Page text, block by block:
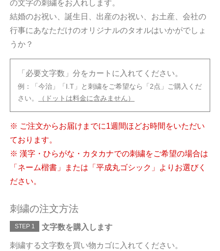
の文字の刺繍をお入れします。
結婚のお祝い、誕生日、出産のお祝い、お土産、会社の
行事にあなただけのオリジナルのタオルはいかがでしょ
うか？
「必要文字数」分をカートに入れてください。
例：「今治」「I.T」と刺繍をご希望なら「2点」ご購入くだ
さい。
（ドットは料金に含みません）
※ ご注文からお届けまでに1週間ほどお時間をいただい
ております。
※ 漢字・ひらがな・カタカナでの刺繍をご希望の場合は
「ネーム楷書」または「平成丸ゴシック」よりお選びく
ださい。
刺繍の注文方法
STEP 1 文字数を購入します
刺繍する文字数を買い物カゴに入れてください。